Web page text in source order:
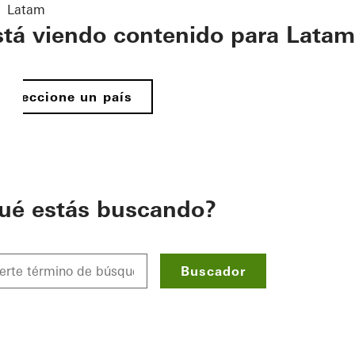
Latam
viendo contenido para Latam
Seleccione un país
estás buscando?
Buscador